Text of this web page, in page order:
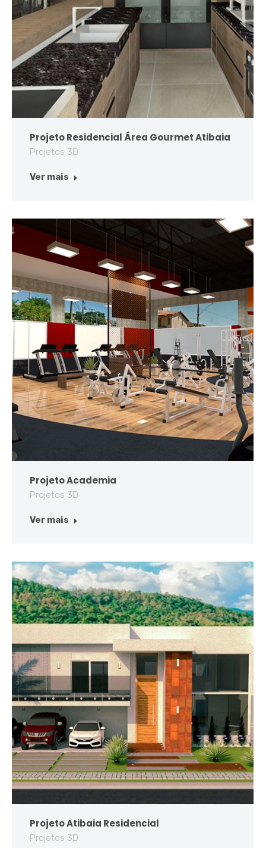
Projeto Residencial Área Gourmet Atibaia
Projetos 3D
Ver mais
Projeto Academia
Projetos 3D
Ver mais
Projeto Atibaia Residencial
Projetos 3D